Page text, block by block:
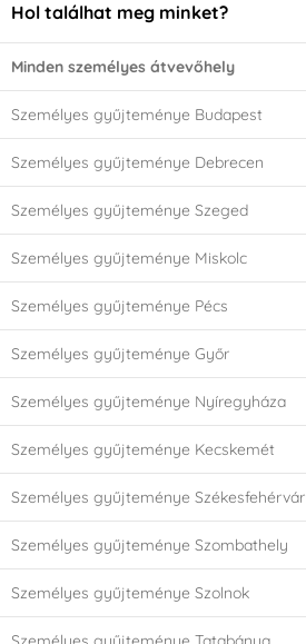
Hol találhat meg minket?
Minden személyes átvevőhely
Személyes gyűjteménye Budapest
Személyes gyűjteménye Debrecen
Személyes gyűjteménye Szeged
Személyes gyűjteménye Miskolc
Személyes gyűjteménye Pécs
Személyes gyűjteménye Győr
Személyes gyűjteménye Nyíregyháza
Személyes gyűjteménye Kecskemét
Személyes gyűjteménye Székesfehérvár
Személyes gyűjteménye Szombathely
Személyes gyűjteménye Szolnok